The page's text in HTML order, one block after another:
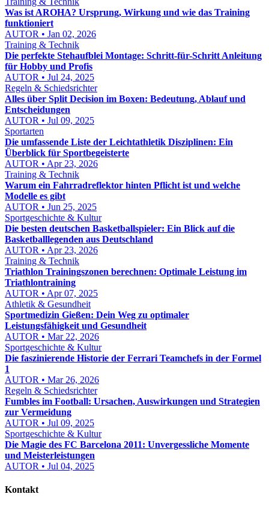
Was ist AROHA? Ursprung, Wirkung und wie das Training
funktioniert
AUTOR • Jan 02, 2026
Training & Technik
Die perfekte Stehaufblei Montage: Schritt-für-Schritt Anleitung
für Hobby und Profis
AUTOR • Jul 24, 2025
Regeln & Schiedsrichter
Alles über Split Decision im Boxen: Bedeutung, Ablauf und
Entscheidungen
AUTOR • Jul 09, 2025
Sportarten
Die umfassende Liste der Leichtathletik Disziplinen: Ein
Überblick für Sportbegeisterte
AUTOR • Apr 23, 2026
Training & Technik
Warum ein Fahrradreflektor hinten Pflicht ist und welche
Modelle es gibt
AUTOR • Jun 25, 2025
Sportgeschichte & Kultur
Die besten deutschen Basketballspieler: Ein Blick auf die
Basketballlegenden aus Deutschland
AUTOR • Apr 23, 2026
Training & Technik
Triathlon Trainingszonen berechnen: Optimale Leistung im
Triathlontraining
AUTOR • Apr 07, 2025
Athletik & Gesundheit
Sportmedizin Gießen: Dein Weg zu optimaler
Leistungsfähigkeit und Gesundheit
AUTOR • Mar 22, 2026
Sportgeschichte & Kultur
Die faszinierende Historie der Ferrari Teamchefs in der Formel
1
AUTOR • Mar 26, 2026
Regeln & Schiedsrichter
Fumbles im Football: Ursachen, Auswirkungen und Strategien
zur Vermeidung
AUTOR • Jul 09, 2025
Sportgeschichte & Kultur
Die Magie des FC Barcelona 2011: Unvergessliche Momente
und Meisterleistungen
AUTOR • Jul 04, 2025
Kontakt